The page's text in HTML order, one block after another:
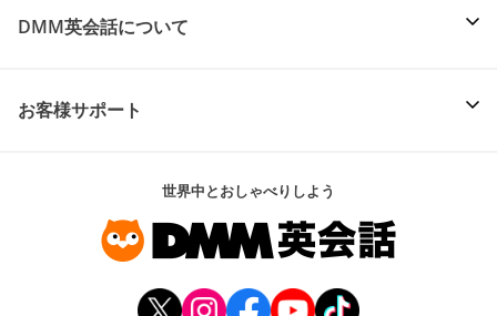
DMM英会話について
お客様サポート
世界中とおしゃべりしよう